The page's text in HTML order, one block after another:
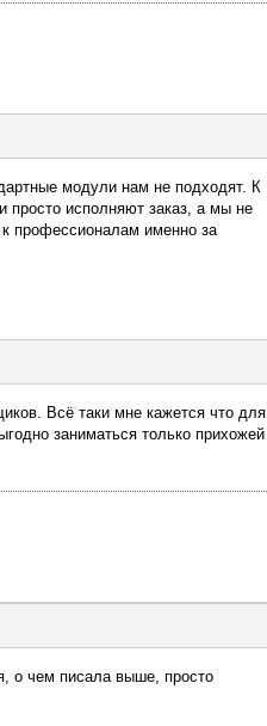
модули нам не подходят. К
просто исполняют заказ, а мы не
профессионалам именно за
Всё таки мне кажется что для
заниматься только прихожей
о чем писала выше, просто